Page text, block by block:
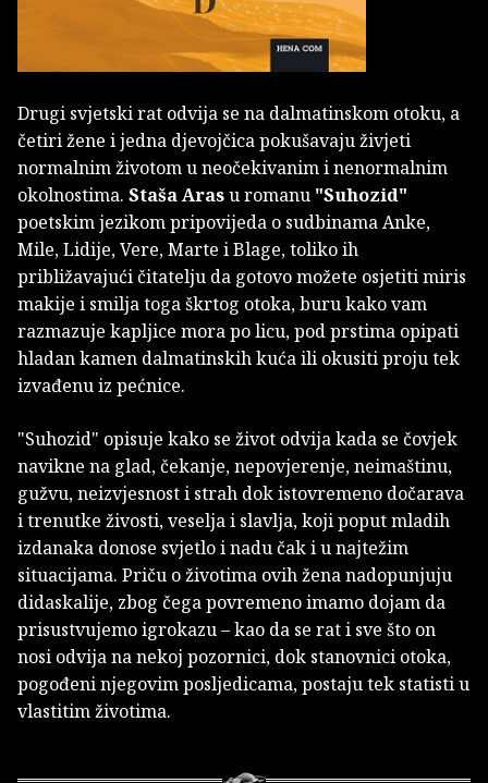
Drugi svjetski rat odvija se na dalmatinskom otoku, a
četiri žene i jedna djevojčica pokušavaju živjeti
normalnim životom u neočekivanim i nenormalnim
okolnostima. Staša Arasu romanu "Suhozid"
poetskim jezikom pripovijeda o sudbinama Anke,
Mile, Lidije, Vere, Marte i Blage, toliko ih
približavajući čitatelju da gotovo možete osjetiti miris
makije i smilja toga škrtog otoka, buru kako vam
razmazuje kapljice mora po licu, pod prstima opipati
hladan kamen dalmatinskih kuća ili okusiti proju tek
izvađenu iz pećnice.
"Suhozid" opisuje kako se život odvija kada se čovjek
navikne na glad, čekanje, nepovjerenje, neimaštinu,
gužvu, neizvjesnost i strah dok istovremeno dočarava
i trenutke živosti, veselja i slavlja, koji poput mladih
izdanaka donose svjetlo i nadu čak i u najtežim
situacijama. Priču o životima ovih žena nadopunjuju
didaskalije, zbog čega povremeno imamo dojam da
prisustvujemo igrokazu – kao da se rat i sve što on
nosi odvija na nekoj pozornici, dok stanovnici otoka,
pogođeni njegovim posljedicama, postaju tek statisti u
vlastitim životima.